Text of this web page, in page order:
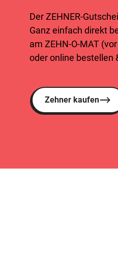
Der ZEHNER-
Ganz einfach direkt
am ZEHN-O-MAT
oder online bestellen
Zehner kaufen